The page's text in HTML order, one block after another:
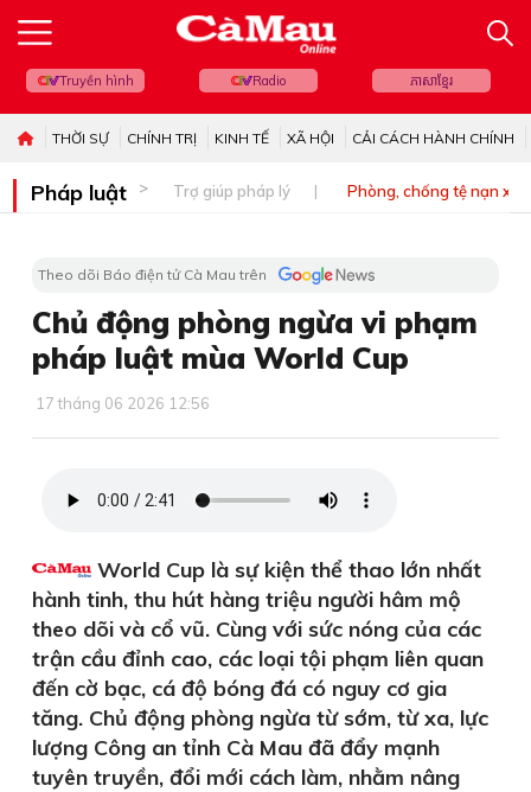
Truyền hình Radio ភាសាខ្មែរ
THỜI SỰ CHÍNH TRỊ KINH TẾ XÃ HỘI CẢI CÁCH HÀNH CHÍNH
Pháp luật Trợ giúp pháp lý Phòng, chống tệ nạn xã
Theo dõi Báo điện tử Cà Mau trên
Chủ động phòng ngừa vi phạm
pháp luật mùa World Cup
17 tháng 06 2026 12:56
World Cup là sự kiện thể thao lớn nhất
hành tinh, thu hút hàng triệu người hâm mộ
theo dõi và cổ vũ. Cùng với sức nóng của các
trận cầu đỉnh cao, các loại tội phạm liên quan
đến cờ bạc, cá độ bóng đá có nguy cơ gia
tăng. Chủ động phòng ngừa từ sớm, từ xa, lực
lượng Công an tỉnh Cà Mau đã đẩy mạnh
tuyên truyền, đổi mới cách làm, nhằm nâng